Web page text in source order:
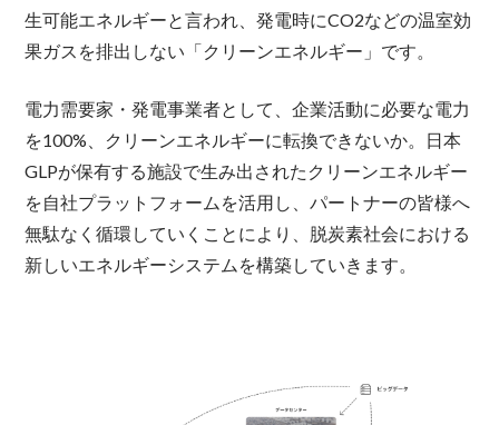
生可能エネルギーと言われ、発電時にCO2などの温室効
果ガスを排出しない「クリーンエネルギー」です。
電力需要家・発電事業者として、企業活動に必要な電力
を100%、クリーンエネルギーに転換できないか。日本
GLPが保有する施設で生み出されたクリーンエネルギー
を自社プラットフォームを活用し、パートナーの皆様へ
無駄なく循環していくことにより、脱炭素社会における
新しいエネルギーシステムを構築していきます。